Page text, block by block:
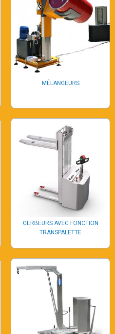
MÉLANGEURS
GERBEURS AVEC FONCTION
TRANSPALETTE